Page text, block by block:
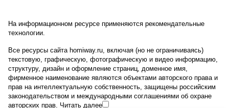
На информационном ресурсе применяются рекомендательные
технологии.
Все ресурсы сайта homiway.ru, включая (но не ограничиваясь)
текстовую, графическую, фотографическую и видео информацию,
структуру, дизайн и оформление страниц, доменное имя,
фирменное наименование являются объектами авторского права и
прав на интеллектуальную собственность, защищены российским
законодательством и международными соглашениями об охране
авторских прав. Читать далее